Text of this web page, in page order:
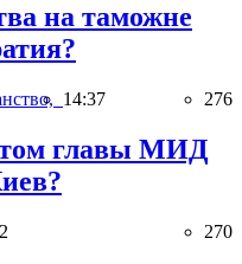
на таможне
14:37 276
главы МИД
270